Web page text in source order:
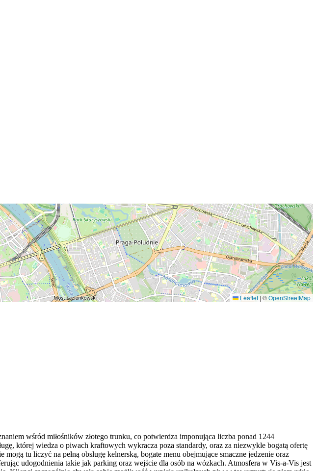
Leaflet | ©OpenStreetMap
wśród miłośników złotego trunku, co potwierdza imponująca liczba ponad 1244
której wiedza o piwach kraftowych wykracza poza standardy, oraz za niezwykle bogatą ofertę
tu liczyć na pełną obsługę kelnerską, bogate menu obejmujące smaczne jedzenie oraz
udogodnienia takie jak parking oraz wejście dla osób na wózkach. Atmosfera w Vis-a-Vis jest